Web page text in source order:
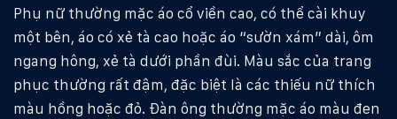
Phụ nữ thường mặc áo cổ viền cao, có thể cài khuy
một bên, áo có xẻ tà cao hoặc áo “sườn xám” dài, ôm
ngang hông, xẻ tà dưới phần đùi. Màu sắc của trang
phục thường rất đậm, đặc biệt là các thiếu nữ thích
màu hồng hoặc đỏ. Ðàn ông thường mặc áo màu đen